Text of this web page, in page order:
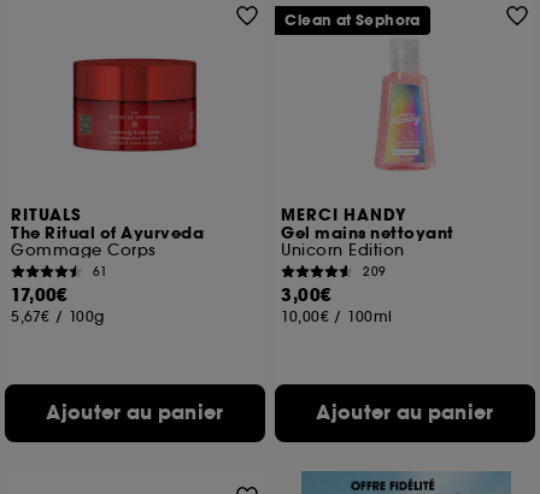
RITUALS
The Ritual of Ayurveda
Gommage Corps
61
17,00€
5,67€ / 100g
Ajouter au panier
MERCI HANDY
Gel mains nettoyant
Unicorn Edition
209
3,00€
10,00€ / 100ml
Ajouter au panier
Clean at Sephora